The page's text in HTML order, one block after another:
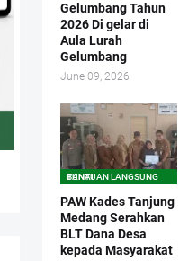
Gelumbang Tahun
2026 Di gelar di
Aula Lurah
Gelumbang
June 09, 2026
BANTUAN LANGSUNG TUNAI
PAW Kades Tanjung
Medang Serahkan
BLT Dana Desa
kepada Masyarakat